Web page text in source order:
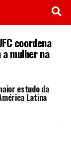
coordena
mulher na
estudo da
Latina